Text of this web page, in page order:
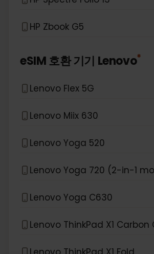
HP Zbook G5
eSIM 호환 기기 Lenovo*
Lenovo Flex 5G
Lenovo Miix 630
Lenovo Yoga 520
Lenovo Yoga 720 (2-in-1
Lenovo Yoga C630
Lenovo ThinkPad X1 Carbon